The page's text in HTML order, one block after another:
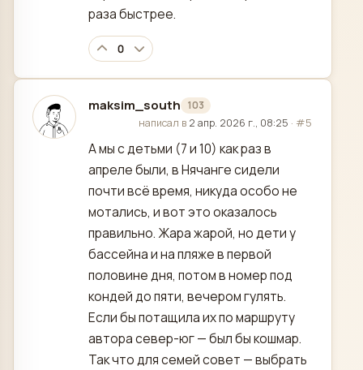
раза быстрее.
0
maksim_south 103
отредактировано
написал в 2 апр. 2026 г., 08:25 · #5
А мы с детьми (7 и 10) как раз в
апреле были, в Нячанге сидели
почти всё время, никуда особо не
мотались, и вот это оказалось
правильно. Жара жарой, но дети у
бассейна и на пляже в первой
половине дня, потом в номер под
кондей до пяти, вечером гулять.
Если бы потащила их по маршруту
автора север-юг — был бы кошмар.
Так что для семей совет — выбрать